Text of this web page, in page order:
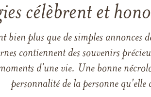
célèbrent et
plus que de simples annonces
contiennent des souvenirs
d'une vie. Une bonne
personnalité de la personne qu'elle